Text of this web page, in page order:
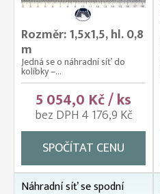
Rozměr: 1,5x1,5, hl. 0,8
m
Jedná se o náhradní síť do
kolíbky –...
5 054,0 Kč / ks
bez DPH 4 176,9 Kč
SPOČÍTAT CENU
Náhradní síť se spodní